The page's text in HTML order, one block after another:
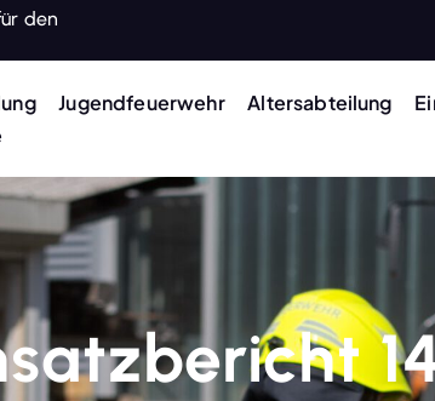
den
Jugendfeuerwehr Altersabteilung